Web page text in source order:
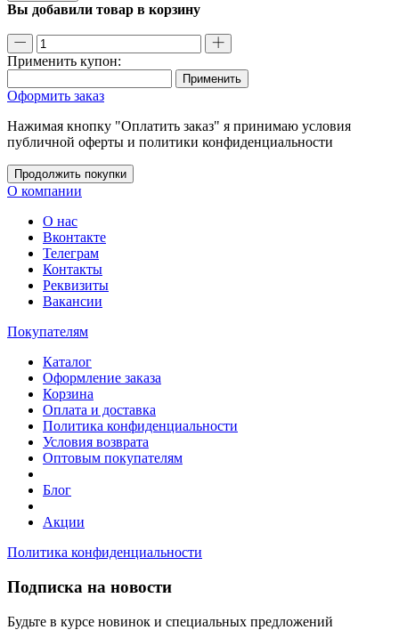
Вы добавили товар в корзину
Применить купон:
Применить
Оформить заказ
Нажимая кнопку "Оплатить заказ" я принимаю условия
публичной оферты и политики конфиденциальности
Продолжить покупки
О компании
О нас
Вконтакте
Телеграм
Контакты
Реквизиты
Вакансии
Покупателям
Каталог
Оформление заказа
Корзина
Оплата и доставка
Политика конфиденциальности
Условия возврата
Оптовым покупателям
Блог
Акции
Политика конфиденциальности
Подписка на новости
Будьте в курсе новинок и специальных предложений